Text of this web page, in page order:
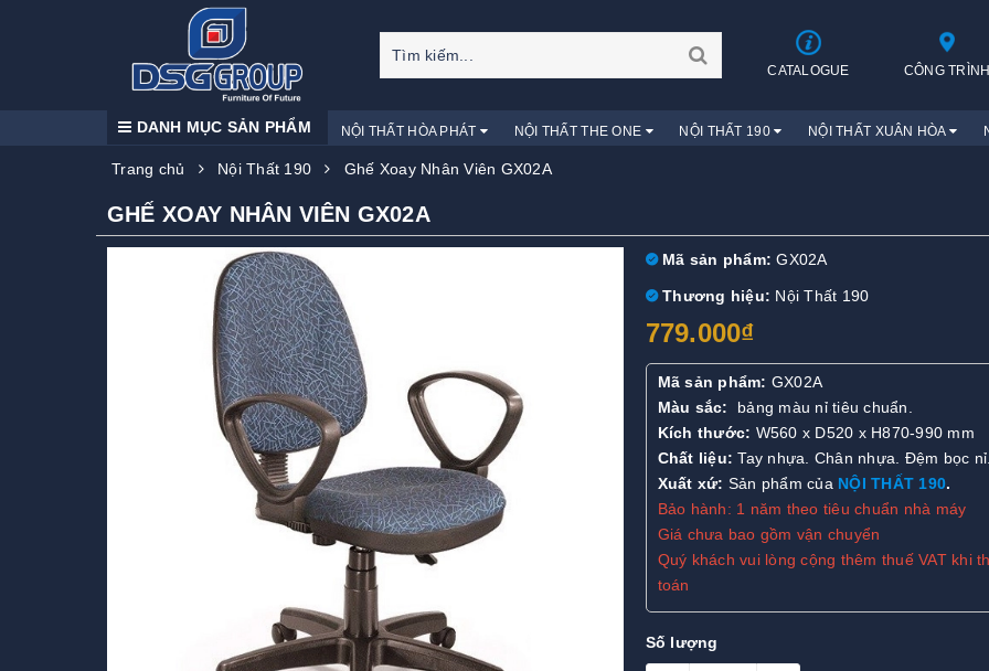
CATALOGUE CÔNG
DANH MỤC SẢN PHẨM NỘI THẤT HÒA PHÁT NỘI THẤT THE ONE NỘI THẤT 190 NỘI THẤT XUÂN HÒA
Trang chủ Nội Thất 190 Ghế Xoay Nhân Viên GX02A
GHẾ XOAY NHÂN VIÊN GX02A
Mã sản phẩm: GX02A
Thương hiệu: Nội Thất 190
779.000₫
Mã sản phẩm: GX02A
Màu sắc: bảng màu nỉ tiêu chuẩn.
Kích thước: W560 x D520 x H870-990 mm
Chất liệu: Tay nhựa. Chân nhựa. Đệm bọc
Xuất xứ: Sản phẩm của NỘI THẤT 190.
Bảo hành: 1 năm theo tiêu chuẩn nhà máy
Giá chưa bao gồm vận chuyển
Quý khách vui lòng cộng thêm thuế VAT khi
toán
Số lượng